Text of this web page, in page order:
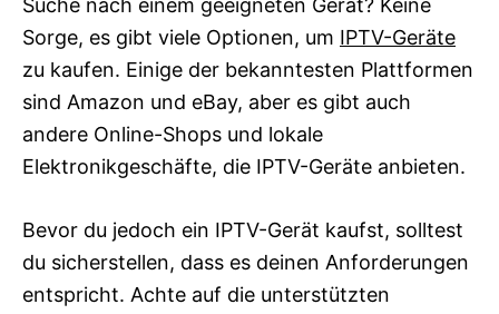
Suche nach einem geeigneten Gerät? Keine
Sorge, es gibt viele Optionen, um IPTV-Geräte
zu kaufen. Einige der bekanntesten Plattformen
sind Amazon und eBay, aber es gibt auch
andere Online-Shops und lokale
Elektronikgeschäfte, die IPTV-Geräte anbieten.
Bevor du jedoch ein IPTV-Gerät kaufst, solltest
du sicherstellen, dass es deinen Anforderungen
entspricht. Achte auf die unterstützten